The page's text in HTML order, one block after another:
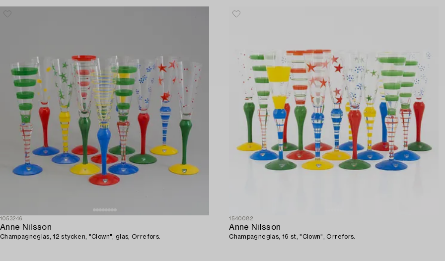
1053246
Anne Nilsson
Champagneglas, 12 stycken, "Clown", glas, Orrefors.
1540082
Anne Nilsson
Champagneglas, 16 st, "Clown", Orrefors.